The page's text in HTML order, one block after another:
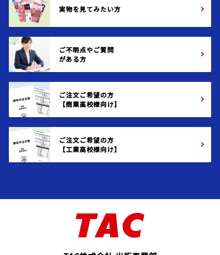
実物を見てみたい方
ご不明点やご質問
がある方
ご注文ご希望の方
【商業高校様向け】
ご注文ご希望の方
【工業高校様向け】